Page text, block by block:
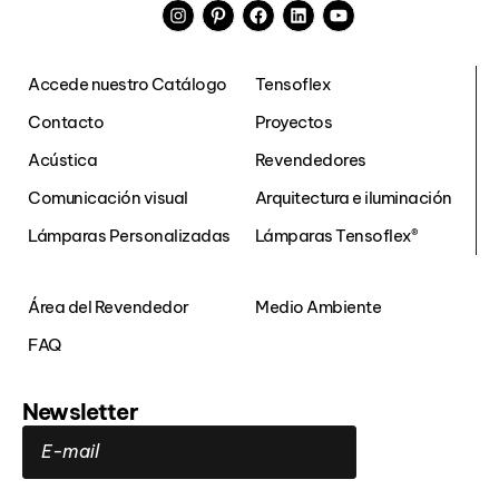
Accede nuestro Catálogo
Tensoflex
Contacto
Proyectos
Acústica
Revendedores
Comunicación visual
Arquitectura e iluminación
Lámparas Personalizadas
Lámparas Tensoflex®
Área del Revendedor
Medio Ambiente
FAQ
Newsletter
E-mail